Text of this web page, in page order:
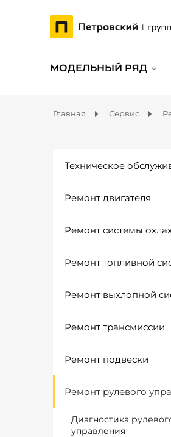
МОДЕЛЬНЫЙ РЯД
Главная Сервис
Техническое
Ремонт двигателя
Ремонт системы
Ремонт топливной
Ремонт выхлопной
Ремонт трансмиссии
Ремонт подвески
Ремонт рулевого
Диагностика
управления